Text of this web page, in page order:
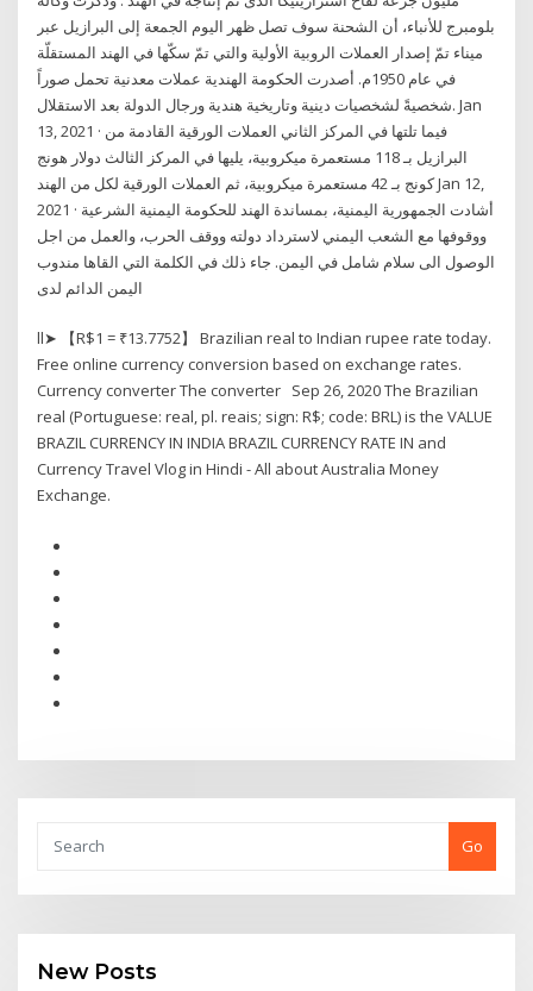
بلومبرج للأنباء، أن الشحنة سوف تصل ظهر اليوم الجمعة إلى البرازيل عبر
ميناء تمّ إصدار العملات الروبية الأولية والتي تمّ سكّها في الهند المستقلّة
في عام 1950م. أصدرت الحكومة الهندية عملات معدنية تحمل صوراً
شخصيةً لشخصيات دينية وتاريخية هندية ورجال الدولة بعد الاستقلال. Jan
13, 2021 · فيما تلتها في المركز الثاني العملات الورقية القادمة من
البرازيل بـ 118 مستعمرة ميكروبية، يليها في المركز الثالث دولار هونج
كونج بـ 42 مستعمرة ميكروبية، ثم العملات الورقية لكل من الهند Jan 12,
2021 · أشادت الجمهورية اليمنية، بمساندة الهند للحكومة اليمنية الشرعية
ووقوفها مع الشعب اليمني لاسترداد دولته ووقف الحرب، والعمل من اجل
الوصول الى سلام شامل في اليمن. جاء ذلك في الكلمة التي القاها مندوب
اليمن الدائم لدى
ll➤ 【R$1 = ₹13.7752】 Brazilian real to Indian rupee rate today.
Free online currency conversion based on exchange rates.
Currency converter The converter Sep 26, 2020 The Brazilian
real (Portuguese: real, pl. reais; sign: R$; code: BRL) is the VALUE
BRAZIL CURRENCY IN INDIA BRAZIL CURRENCY RATE IN and
Currency Travel Vlog in Hindi - All about Australia Money
Exchange.
Go
New Posts